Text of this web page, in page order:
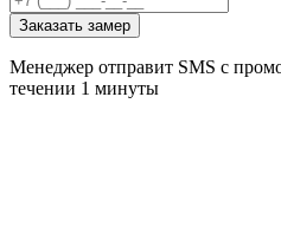
Заказать замер
Менеджер отправит SMS с
течении 1 минуты